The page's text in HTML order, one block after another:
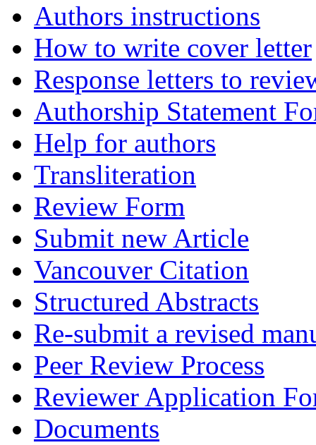
Authors instructions
How to write cover letter
Response letters to
Authorship Statement
Help for authors
Transliteration
Review Form
Submit new Article
Vancouver Citation
Structured Abstracts
Re-submit a revised
Peer Review Process
Reviewer Application
Documents